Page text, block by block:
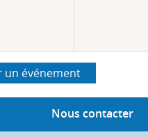
un événement
Nous contacter